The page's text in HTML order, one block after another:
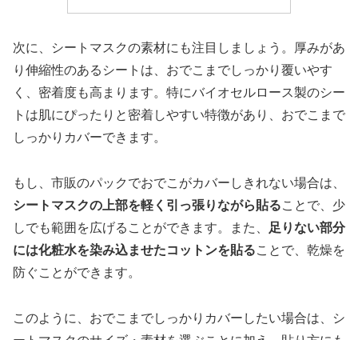
次に、シートマスクの素材にも注目しましょう。厚みがあ
り伸縮性のあるシートは、おでこまでしっかり覆いやす
く、密着度も高まります。特にバイオセルロース製のシー
トは肌にぴったりと密着しやすい特徴があり、おでこまで
しっかりカバーできます。
もし、市販のパックでおでこがカバーしきれない場合は、
シートマスクの上部を軽く引っ張りながら貼ることで、少
しでも範囲を広げることができます。また、
足りない部分
には化粧水を染み込ませたコットンを貼ることで、乾燥を
防ぐことができます。
このように、おでこまでしっかりカバーしたい場合は、シ